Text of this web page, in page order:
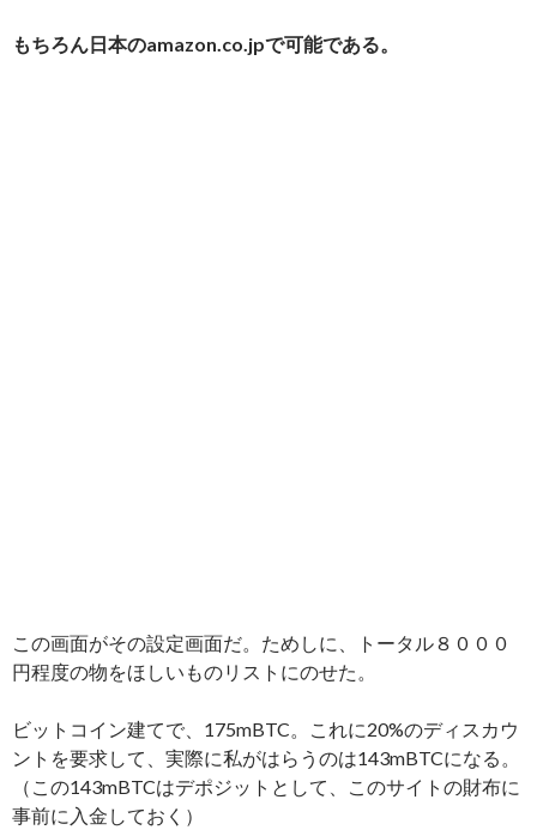
もちろん日本のamazon.co.jpで可能である。
この画面がその設定画面だ。ためしに、トータル８０００
円程度の物をほしいものリストにのせた。
ビットコイン建てで、175mBTC。これに20%のディスカウ
ントを要求して、実際に私がはらうのは143mBTCになる。
（この143mBTCはデポジットとして、このサイトの財布に
事前に入金しておく）